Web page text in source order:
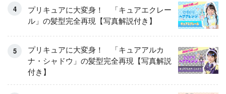
プリキュアに大変身！ 「キュアエクレー
ル」の髪型完全再現【写真解説付き】
プリキュアに大変身！ 「キュアアルカ
ナ・シャドウ」の髪型完全再現【写真解説
付き】